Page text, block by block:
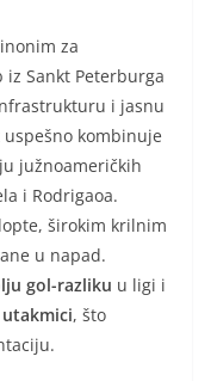
za
Sankt Peterburga
i jasnu
uspešno kombinuje
južnoameričkih
i Rodrigaoa.
širokim krilnim
u napad.
gol-razliku u ligi i
, što